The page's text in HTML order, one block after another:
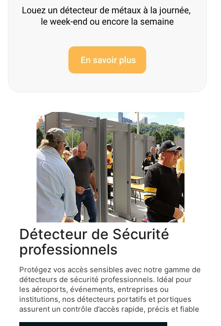
Détecteur de Sécurité
professionnels
Protégez vos accès sensibles avec notre gamme de
détecteurs de sécurité professionnels. Idéal pour
les aéroports, événements, entreprises ou
institutions, nos détecteurs portatifs et portiques
assurent un contrôle d’accès rapide, précis et fiable